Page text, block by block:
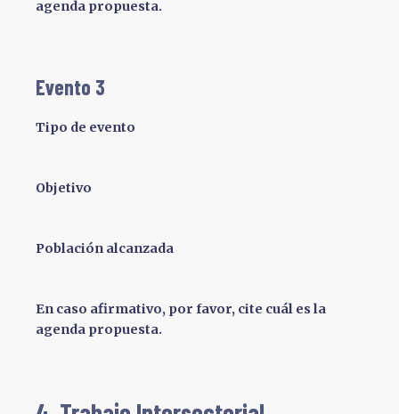
agenda propuesta.
Evento 3
Tipo de evento
Objetivo
Población alcanzada
En caso afirmativo, por favor, cite cuál es la
agenda propuesta.